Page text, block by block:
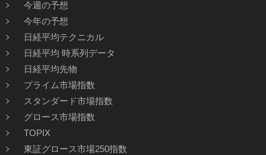
今週の予想
今年の予想
日経平均テクニカル
日経平均 時系列データ
日経平均先物
プライム市場指数
スタンダード市場指数
グロース市場指数
TOPIX
東証グロース市場250指数